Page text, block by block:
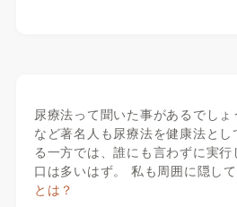
尿療法って聞いた事があるでし
など著名人も尿療法を健康法と
る一方では、誰にも言わずに実
口は多いはず。 私も周囲に隠し
とは？